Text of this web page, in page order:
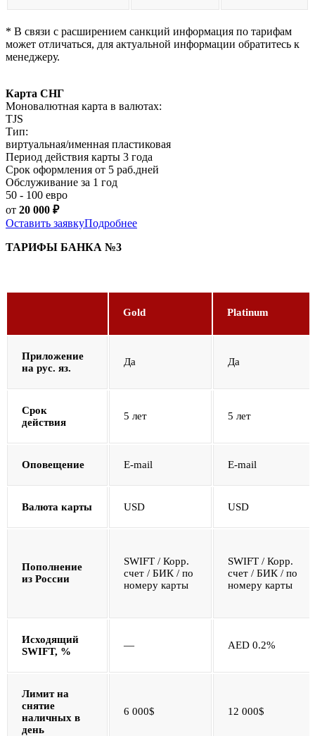
* В связи с расширением санкций информация по тарифам
может отличаться, для актуальной информации обратитесь к
менеджеру.
Карта СНГ
Моновалютная карта в валютах:
TJS
Тип:
виртуальная/именная пластиковая
Период действия карты 3 года
Срок оформления от 5 раб.дней
Обслуживание за 1 год
50 - 100 евро
от 20 000 ₽
Оставить заявкуПодробнее
ТАРИФЫ БАНКА №3
Gold Platinum
Приложение
на рус. яз.
Да Да
Срок
действия
5 лет 5 лет
Оповещение E-mail E-mail
Валюта карты USD USD
Пополнение
из России
SWIFT / Корр.
счет / БИК / по
номеру карты
SWIFT / Корр.
счет / БИК / по
номеру карты
Исходящий
SWIFT, %
— AED 0.2%
Лимит на
снятие
наличных в
день
6 000$ 12 000$